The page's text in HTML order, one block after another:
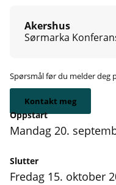
Akershus
Sørmarka
Spørsmål før du melder deg
Kontakt meg
Oppstart
mandag 20.
Slutter
fredag 15. oktober